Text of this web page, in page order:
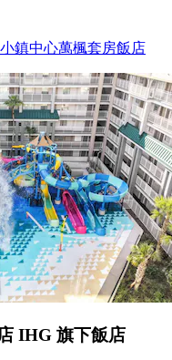
鎮中心萬楓套房飯店
IHG 旗下飯店